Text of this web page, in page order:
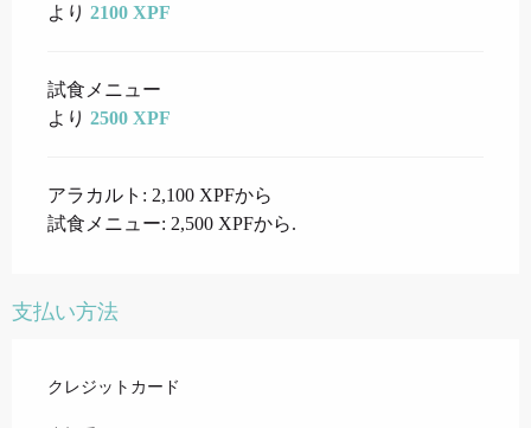
より 2100 XPF
試食メニュー
より 2500 XPF
アラカルト: 2,100 XPFから
試食メニュー: 2,500 XPFから.
支払い方法
クレジットカード